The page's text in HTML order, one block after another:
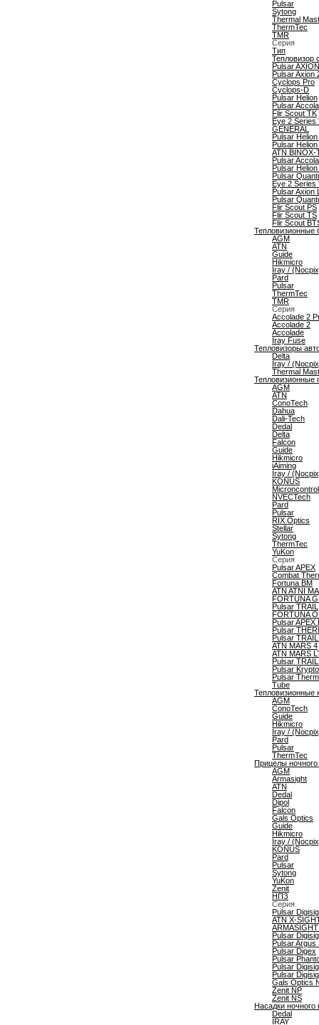
Pulsar
Sytong
Thermal
ThermTec
TMR
Серия
Тип
Тепловизор
Pulsar AXION
Pulsar Axion
Cyclops Pro
Cyclops-D
Pulsar Helion
Pulsar
Flir Scout TK
Eye 2 Series
GENERAL
Pulsar
Pulsar Helion
ATN BINOX-
Pulsar
Pulsar Helion
Pulsar
Eye 2 Series
Pulsar Axion
Pulsar
Flir Scout PS
Flir Scout TS
Flir Scout
Тепловизионные
AGM
ATN
Guide
Hikmicro
Iray /
Pard
Pulsar
ThermTec
TMR
Серия
Accolade 2
Accolade 2
Accolade
Iray Fuse
Тепловизоры
Delta
Iray /
Thermal
Тепловизионные
AGM
ATN
ConoTech
Dahua
Dali-Tech
Dedal
Delta
Falcon
Guide
Hikmicro
iAiming
Iray /
KONUS
Microncontrol
NVECTech
Pard
Pulsar
RIX Optics
Stellar
Sytong
ThermTec
YuKon
Серия
Pulsar APEX
Combat
Fortuna BM
ATN ATNI
FORTUNA
Pulsar TRAIL
FORTUNA
Pulsar APEX
Pulsar
Pulsar
ATN MARS 4
ATN MARS
Pulsar
Pulsar
Pulsar
Tube
Тепловизионные
AGM
ConoTech
Guide
Hikmicro
Iray /
Pard
Pulsar
ThermTec
Прицелы ночного
AGM
Armasight
ATN
Dedal
Dipol
Falcon
Gals Optics
Guide
Hikmicro
Iray /
KONUS
Pard
Pulsar
Sytong
YuKon
Zenit
НПЗ
Серия
Pulsar
ATN X-
Pulsar
Pulsar Argus
Pulsar Digex
Pulsar
Pulsar
Pulsar
Gals Optics
Zenit NP
Zenit NS
Насадки ночного
Dedal
IRAY